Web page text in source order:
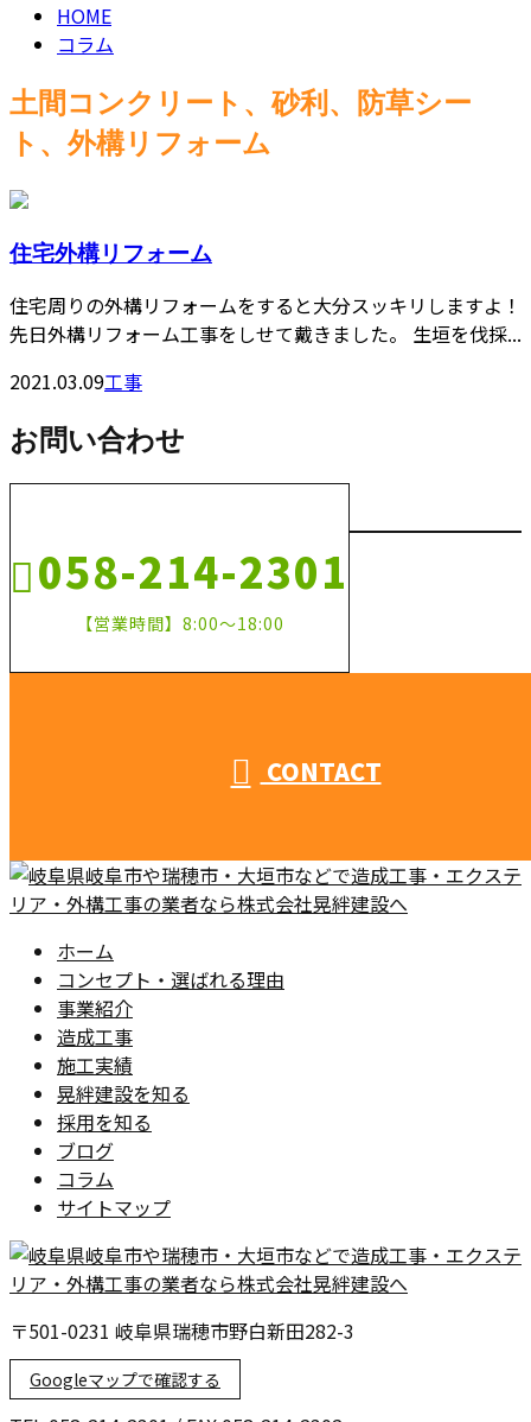
HOME
コラム
土間コンクリート、砂利、防草シー
ト、外構リフォーム
住宅外構リフォーム
住宅周りの外構リフォームをすると大分スッキリしますよ！
先日外構リフォーム工事をしせて戴きました。 生垣を伐採...
2021.03.09工事
お問い合わせ
058-214-2301
【営業時間】8:00～18:00
CONTACT
ホーム
コンセプト・選ばれる理由
事業紹介
造成工事
施工実績
晃絆建設を知る
採用を知る
ブログ
コラム
サイトマップ
〒501-0231 岐阜県瑞穂市野白新田282-3
Googleマップで確認する